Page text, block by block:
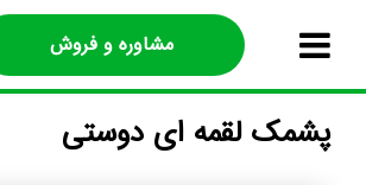
مشاوره و فروش
پشمک لقمه ای دوستی